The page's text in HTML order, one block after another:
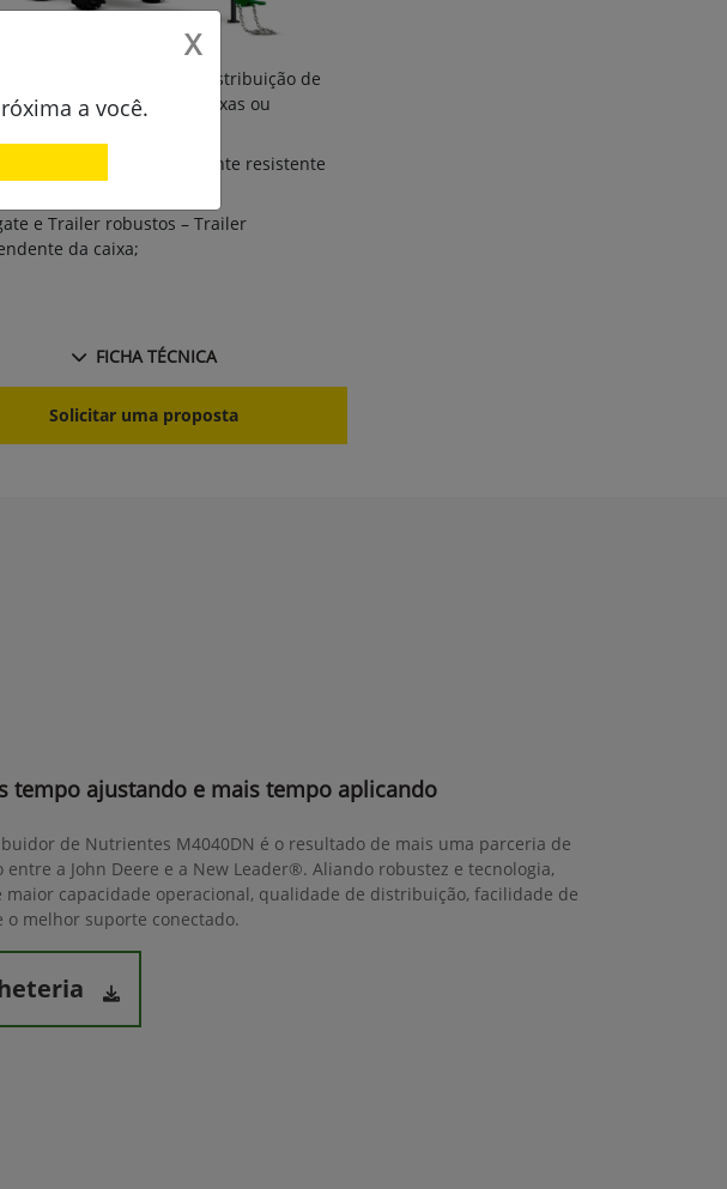
e uniformidade na distribuição de
e fertilizantes a taxas fixas ou
em aço Inox 304, altamente resistente
e Trailer robustos – Trailer
da caixa;
FICHA TÉCNICA
Solicitar uma proposta
tempo ajustando e mais tempo aplicando
de Nutrientes M4040DN é o resultado de mais uma parceria de
entre a John Deere e a New Leader®. Aliando robustez e tecnologia,
maior capacidade operacional, qualidade de distribuição, facilidade de
o melhor suporte conectado.
X
a você.